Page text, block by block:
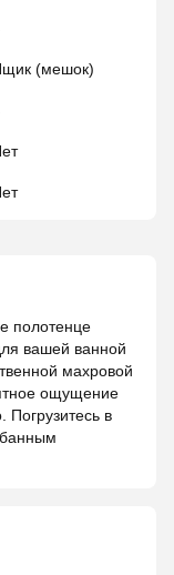
(мешок)
полотенце
вашей ванной
махровой
ощущение
в